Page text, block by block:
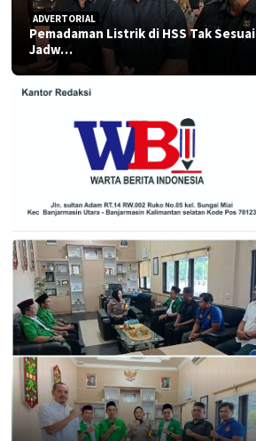
ADVERTORIAL
Pemadaman Listrik di HSS Tak Sesuai
Jadw…